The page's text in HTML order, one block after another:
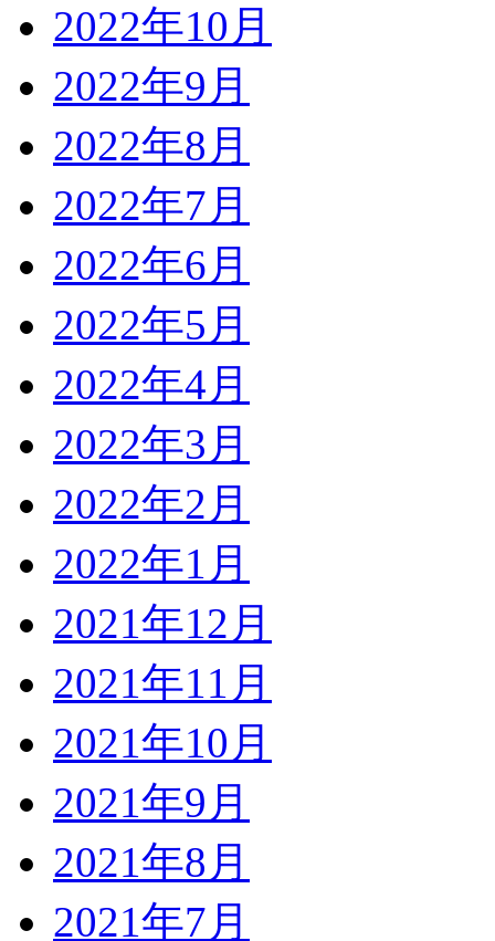
2022年10月
2022年9月
2022年8月
2022年7月
2022年6月
2022年5月
2022年4月
2022年3月
2022年2月
2022年1月
2021年12月
2021年11月
2021年10月
2021年9月
2021年8月
2021年7月